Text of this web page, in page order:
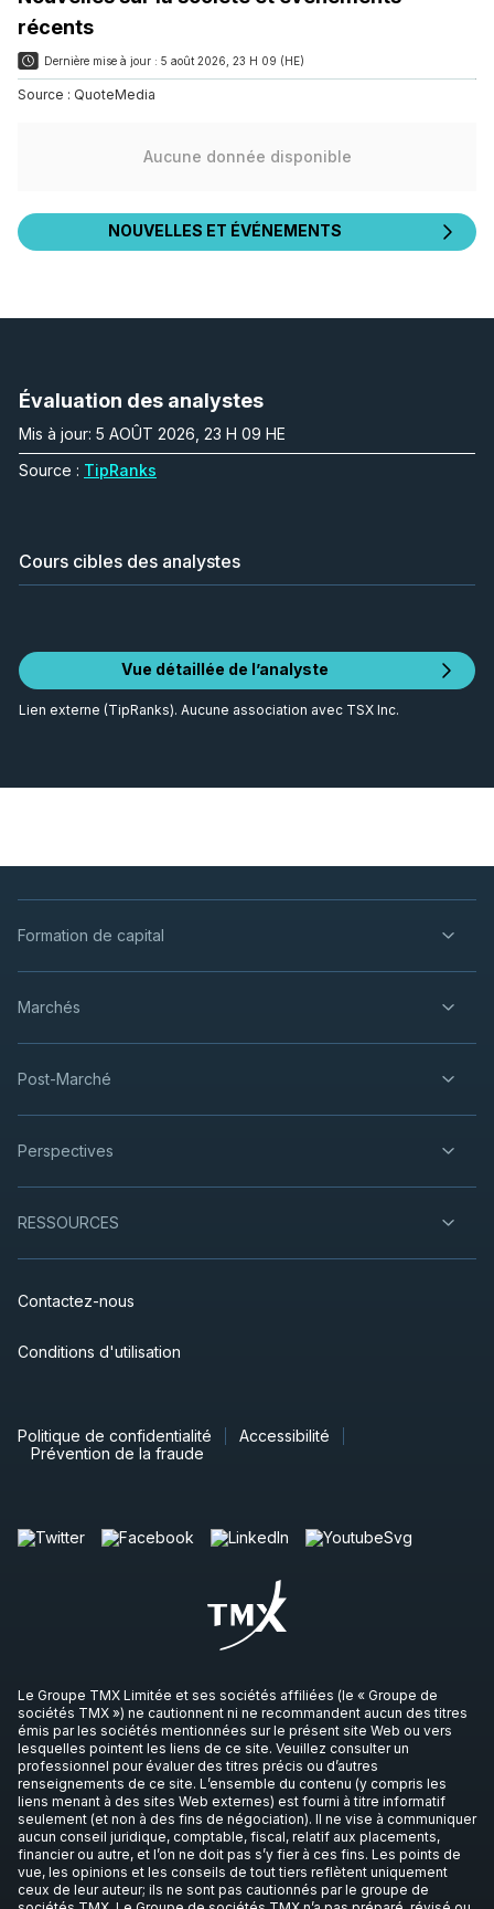
récents
Dernière mise à jour : 5 août 2026, 23 H 09 (HE)
Source : QuoteMedia
Aucune donnée disponible
NOUVELLES ET ÉVÉNEMENTS
Évaluation des analystes
Mis à jour: 5 AOÛT 2026, 23 H 09 HE
Source : TipRanks
Cours cibles des analystes
Vue détaillée de l’analyste
Lien externe (TipRanks). Aucune association avec TSX Inc.
Formation de capital
Marchés
Post-Marché
Perspectives
RESSOURCES
Contactez-nous
Conditions d'utilisation
Politique de confidentialité
Accessibilité
Prévention de la fraude
Le Groupe TMX Limitée et ses sociétés affiliées (le « Groupe de
sociétés TMX ») ne cautionnent ni ne recommandent aucun des titres
émis par les sociétés mentionnées sur le présent site Web ou vers
lesquelles pointent les liens de ce site. Veuillez consulter un
professionnel pour évaluer des titres précis ou d’autres
renseignements de ce site. L’ensemble du contenu (y compris les
liens menant à des sites Web externes) est fourni à titre informatif
seulement (et non à des fins de négociation). Il ne vise à communiquer
aucun conseil juridique, comptable, fiscal, relatif aux placements,
financier ou autre, et l’on ne doit pas s’y fier à ces fins. Les points de
vue, les opinions et les conseils de tout tiers reflètent uniquement
ceux de leur auteur; ils ne sont pas cautionnés par le groupe de